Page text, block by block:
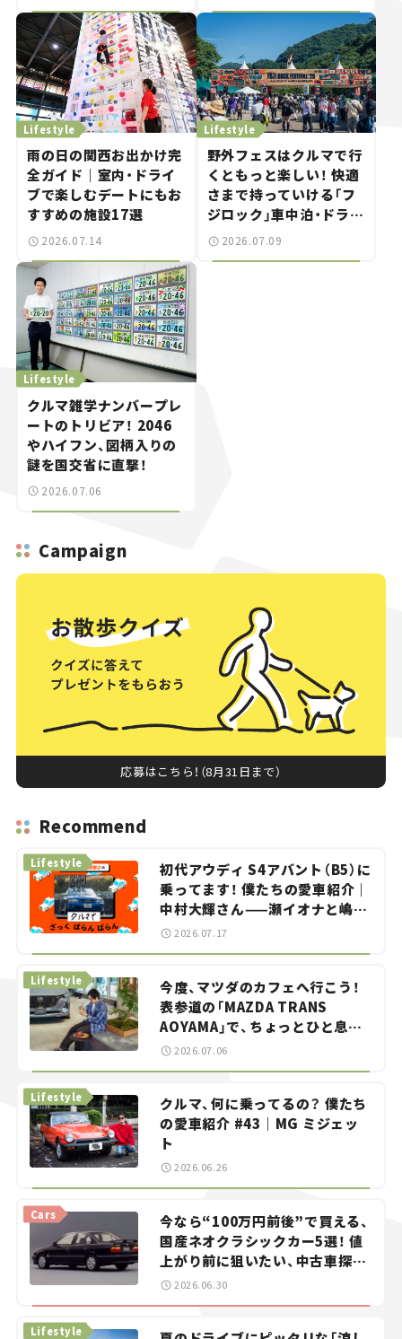
推し駅ガイド】vol.15
Lifestyle
雨の日の関西お出かけ完
全ガイド｜室内・ドライ
ブで楽しむデートにもお
すすめの施設17選
2026.07.14
Lifestyle
野外フェスはクルマで行
くともっと楽しい！ 快適
さまで持っていける「フ
ジロック」車中泊・ドライ
ブガイド。
2026.07.09
Lifestyle
クルマ雑学ナンバープレ
ートのトリビア！ 2046
やハイフン、図柄入りの
謎を国交省に直撃！
2026.07.06
Campaign
応募はこちら！（8月31日まで）
Recommend
初代アウディ S4アバント（B5）に
乗ってます！ 僕たちの愛車紹介｜
中村大輝さん——瀬イオナと嶋田
智之の「クルマでざっくばらんば
らん！」＃20
Lifestyle
2026.07.17
今度、マツダのカフェへ行こう！
表参道の「MAZDA TRANS
AOYAMA」で、ちょっとひと息。
——連載｜CCGとクルマでどうす
Lifestyle
2026.07.06
クルマ、何に乗ってるの？ 僕たち
の愛車紹介 #43｜MG ミジェッ
ト
Lifestyle
2026.06.26
今なら“100万円前後”で買える、
国産ネオクラシックカー5選！ 値
上がり前に狙いたい、中古車探し
をお手伝い――ちょっとイケてるマ
Cars
2026.06.30
Lifestyle